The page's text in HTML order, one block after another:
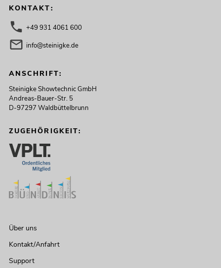
KONTAKT:
+49 931 4061 600
info@steinigke.de
ANSCHRIFT:
Steinigke Showtechnic GmbH
Andreas-Bauer-Str. 5
D-97297 Waldbüttelbrunn
ZUGEHÖRIGKEIT:
Über uns
Kontakt/Anfahrt
Support